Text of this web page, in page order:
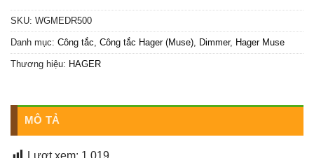
SKU: WGMEDR500
Danh mục: Công tắc Công tắc Hager (Muse) Dimmer, Hager Muse
Thương hiệu: HAGER
MÔ TẢ
Lượt xem: 1.019